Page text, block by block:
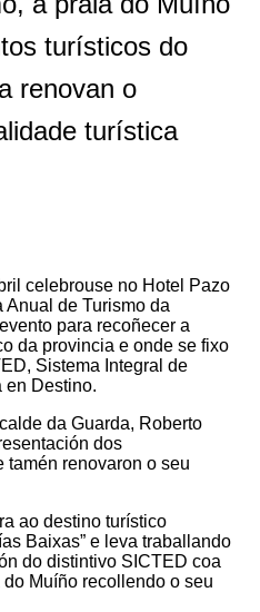
turísticos do
renovan o
turística
celebrouse no Hotel Pazo
Anual de Turismo da
para recoñecer a
da provincia e onde se fixo
Sistema Integral de
en Destino.
da Guarda, Roberto
dos
tamén renovaron o seu
ao destino turístico
Baixas” e leva traballando
do distintivo SICTED coa
Muíño recollendo o seu